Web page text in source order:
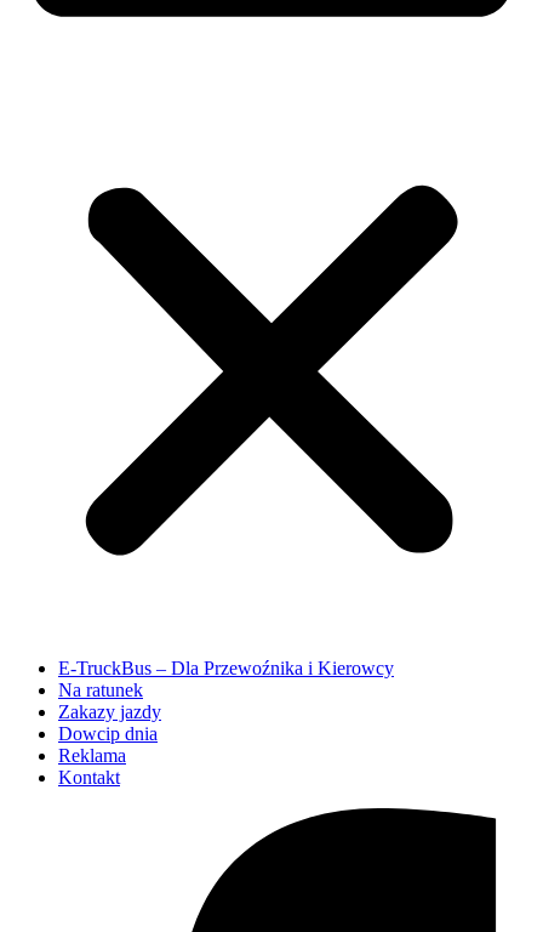
E-TruckBus – Dla Przewoźnika i Kierowcy
Na ratunek
Zakazy jazdy
Dowcip dnia
Reklama
Kontakt